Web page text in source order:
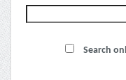
Search